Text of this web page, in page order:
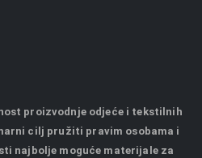
proizvodnje odjeće i tekstilnih
cilj pružiti pravim osobama i
najbolje moguće materijale za